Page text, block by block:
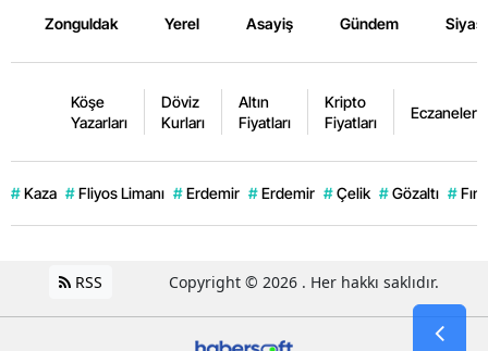
Zonguldak Yerel Asayiş Gündem
Köşe
Yazarları
Döviz
Kurları
Altın
Fiyatları
Kripto
Fiyatları
Eczaneler
# Kaza # Fliyos Limanı # Erdemir # Erdemir # Çelik # Gözaltı #
RSS Copyright © 2026 . Her hakkı saklıdır.